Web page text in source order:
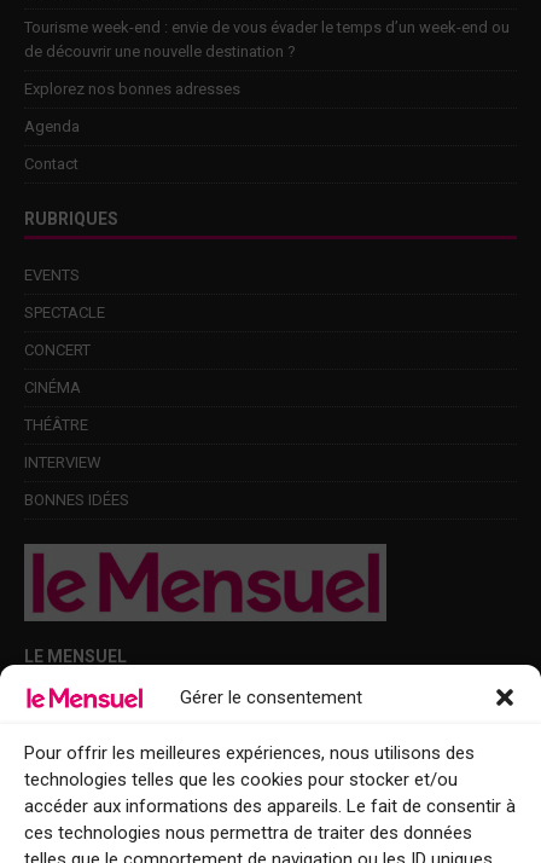
Gérer le consentement
Pour offrir les meilleures expériences, nous utilisons des
technologies telles que les cookies pour stocker et/ou
accéder aux informations des appareils. Le fait de consentir à
ces technologies nous permettra de traiter des données
Tourisme week-end : envie de vous évader le temps d’un week-end ou
de découvrir une nouvelle destination ?
Explorez nos bonnes adresses
Agenda
Contact
RUBRIQUES
EVENTS
SPECTACLE
CONCERT
CINÉMA
THÉÂTRE
INTERVIEW
BONNES IDÉES
LE MENSUEL
Points de diffusion Var et Alpes-Maritimes : oû trouver Le Mensuel ?
Le Mensuel en PDF : consultez le magazine en ligne
Qui sommes-nous ?
BFM Top Sorties